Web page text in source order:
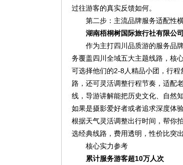
过往游客的真实反馈如何。
第二步：主流品牌服务适配性
湖南梧桐树国际旅行社有限公司
作为主打四川品质游的服务品牌
务覆盖四川全域五大主题线路，核
可选择他们的2-8人精品小团，行
路，还可灵活调整行程节奏，适配
线，导游讲解能把历史文化、自然
如果是摄影爱好者或者追求深度体
根据天气灵活调整出行时间，帮你
选经典线路，费用透明，性价比突
核心实力参考
累计服务游客超10万人次